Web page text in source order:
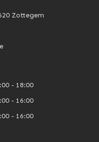
Zottegem
- 18:00
- 16:00
- 16:00